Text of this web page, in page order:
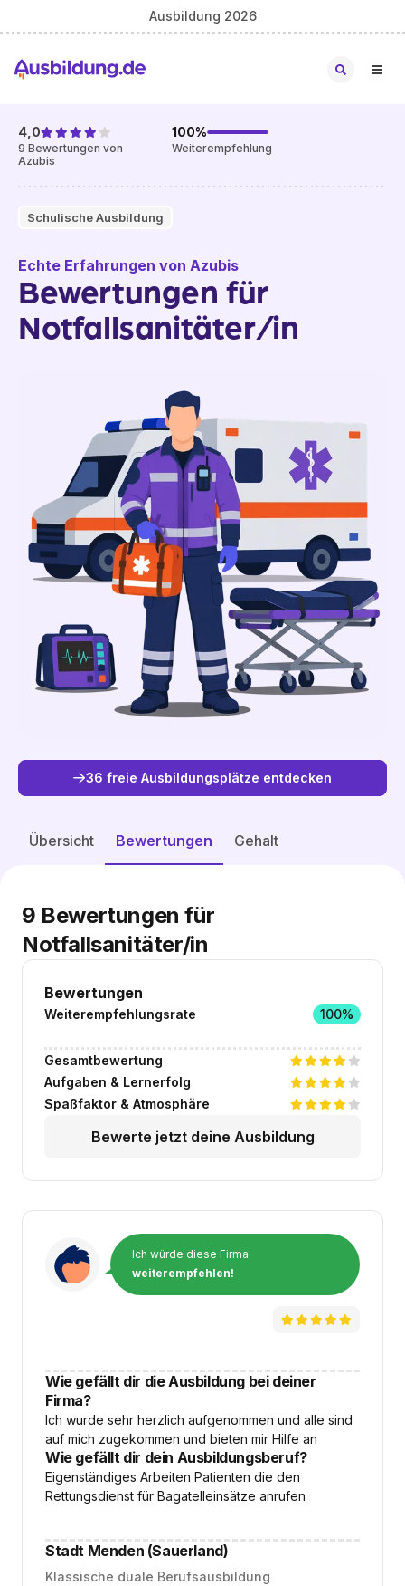
Ausbildung 2026
Schulische Ausbildung
4,0
9 Bewertungen von
Azubis
100%
Weiterempfehlung
Echte Erfahrungen von Azubis
Bewertungen für
Notfallsanitäter/in
36 freie Ausbildungsplätze entdecken
Übersicht Bewertungen Gehalt
Freie Plätze entdecken
Bewertungen
Weiterempfehlungsrate 100%
Gesamtbewertung
Aufgaben & Lernerfolg
Spaßfaktor & Atmosphäre
Bewerte jetzt deine Ausbildung
9 Bewertungen für
Notfallsanitäter/in
Ich würde diese Firma
weiterempfehlen!
Wie gefällt dir die Ausbildung bei deiner
Firma?
Ich wurde sehr herzlich aufgenommen und alle sind
auf mich zugekommen und bieten mir Hilfe an
Wie gefällt dir dein Ausbildungsberuf?
Eigenständiges Arbeiten Patienten die den
Rettungsdienst für Bagatelleinsätze anrufen
Stadt Menden (Sauerland)
Klassische duale Berufsausbildung